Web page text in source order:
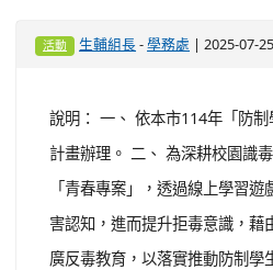
活動 生輔組長 -學務處 | 2025-07-
說明： 一、 依本市114年「防
計畫辦理。 二、 為深耕校園識
「青春專案」，透過線上學習
害認知，進而提升拒毒意識，藉
廣反毒教育，以落實推動防制學